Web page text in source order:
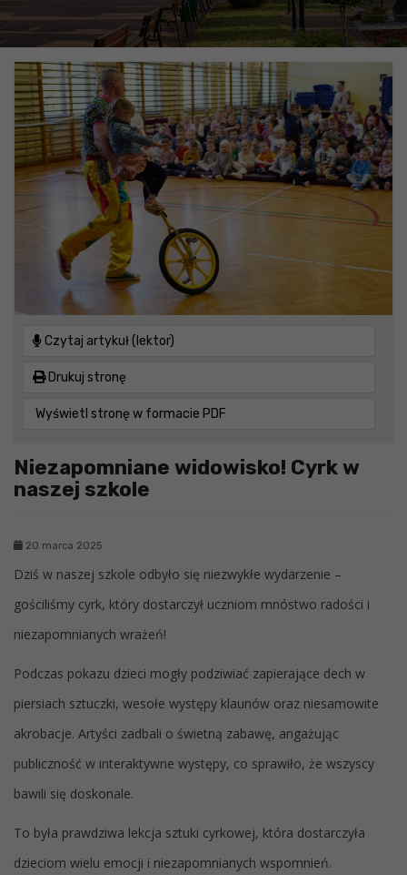
Czytaj artykuł (lektor)
Drukuj stronę
Wyświetl stronę w formacie PDF
Niezapomniane widowisko! Cyrk w
naszej szkole
20 marca 2025
Dziś w naszej szkole odbyło się niezwykłe wydarzenie –
gościliśmy cyrk, który dostarczył uczniom mnóstwo radości i
niezapomnianych wrażeń!
Podczas pokazu dzieci mogły podziwiać zapierające dech w
piersiach sztuczki, wesołe występy klaunów oraz niesamowite
akrobacje. Artyści zadbali o świetną zabawę, angażując
publiczność w interaktywne występy, co sprawiło, że wszyscy
bawili się doskonale.
To była prawdziwa lekcja sztuki cyrkowej, która dostarczyła
dzieciom wielu emocji i niezapomnianych wspomnień.